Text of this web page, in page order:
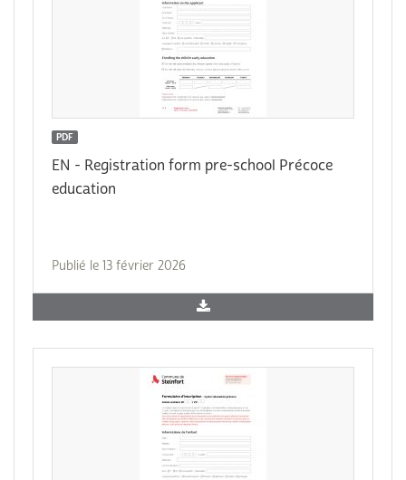
PDF
EN - Registration form pre-school Précoce
education
Publié le 13 février 2026